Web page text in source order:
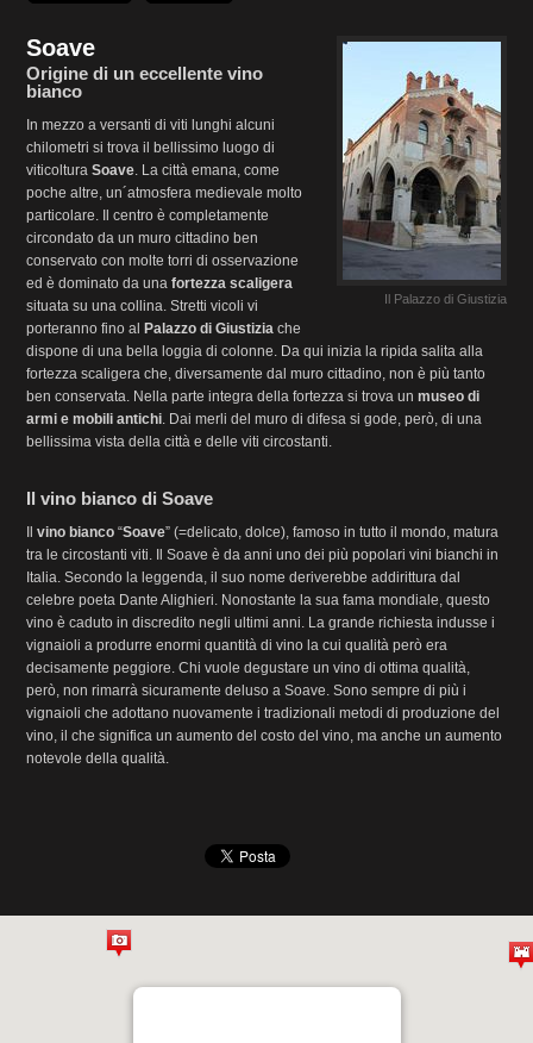
Il Palazzo di Giustizia
Soave
Origine di un eccellente vino
bianco
In mezzo a versanti di viti lunghi alcuni
chilometri si trova il bellissimo luogo di
viticolturaSoave. La città emana, come
poche altre, un´atmosfera medievale molto
particolare. Il centro è completamente
circondato da un muro cittadino ben
conservato con molte torri di osservazione
ed è dominato da unafortezza scaligera
situata su una collina. Stretti vicoli vi
porteranno fino al Palazzo di Giustizia che
dispone di una bella loggia di colonne. Da qui inizia la ripida salita alla
fortezza scaligera che, diversamente dal muro cittadino, non è più tanto
ben conservata. Nella parte integra della fortezza si trova unmuseo di
armi e mobili antichi. Dai merli del muro di difesa si gode, però, di una
bellissima vista della città e delle viti circostanti.
Il vino bianco di Soave
Ilvino bianco“Soave” (=delicato, dolce), famoso in tutto il mondo, matura
tra le circostanti viti. Il Soave è da anni uno dei più popolari vini bianchi in
Italia. Secondo la leggenda, il suo nome deriverebbe addirittura dal
celebre poeta Dante Alighieri. Nonostante la sua fama mondiale, questo
vino è caduto in discredito negli ultimi anni. La grande richiesta indusse i
vignaioli a produrre enormi quantità di vino la cui qualità però era
decisamente peggiore. Chi vuole degustare un vino di ottima qualità,
però, non rimarrà sicuramente deluso a Soave. Sono sempre di più i
vignaioli che adottano nuovamente i tradizionali metodi di produzione del
vino, il che significa un aumento del costo del vino, ma anche un aumento
notevole della qualità.